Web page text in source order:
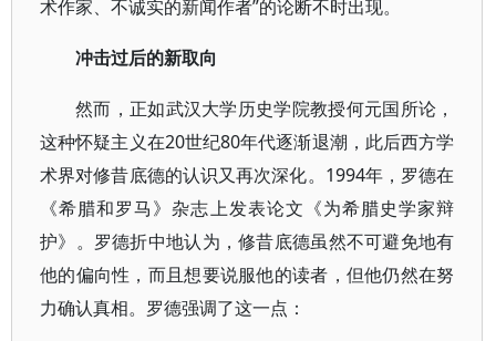
术作家、不诚实的新闻作者”的论断不时出现。
冲击过后的新取向
然而，正如武汉大学历史学院教授何元国所论，
这种怀疑主义在20世纪80年代逐渐退潮，此后西方学
术界对修昔底德的认识又再次深化。1994年，罗德在
《希腊和罗马》杂志上发表论文《为希腊史学家辩
护》。罗德折中地认为，修昔底德虽然不可避免地有
他的偏向性，而且想要说服他的读者，但他仍然在努
力确认真相。罗德强调了这一点：